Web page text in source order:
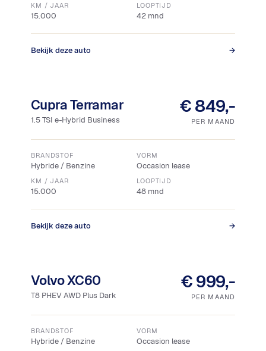
KM / JAAR
15.000
LOOPTIJD
42 mnd
Bekijk deze auto →
Cupra Terramar
1.5 TSI e-Hybrid Business
€ 849,-
PER MAAND
BRANDSTOF
Hybride / Benzine
VORM
Occasion lease
KM / JAAR
15.000
LOOPTIJD
48 mnd
Bekijk deze auto →
Volvo XC60
T8 PHEV AWD Plus Dark
€ 999,-
PER MAAND
BRANDSTOF
Hybride / Benzine
VORM
Occasion lease